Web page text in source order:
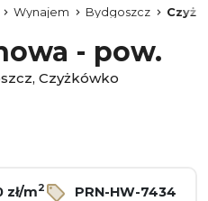
Wynajem Bydgoszcz
- pow.
Czyżkówko
zł/m2 PRN-HW-7434